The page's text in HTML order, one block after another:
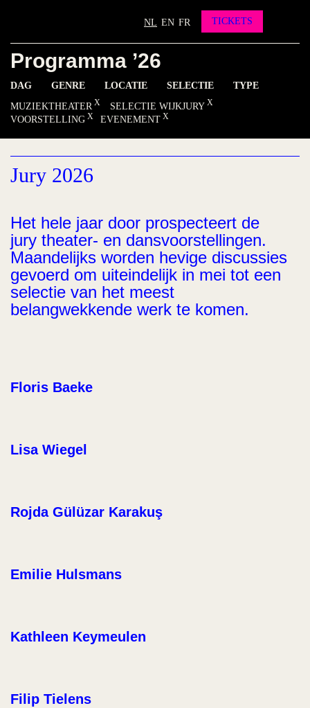
Contact
NL EN FR TICKETS
Programma ’26
DAG GENRE LOCATIE SELECTIE
TYPE
MUZIEKTHEATER
SELECTIE WIJKJURY
VOORSTELLING
EVENEMENT
Jury 2026
Het hele jaar door prospecteert de
jury theater- en dansvoorstellingen.
Maandelijks worden hevige discussies
gevoerd om uiteindelijk in mei tot een
selectie van het meest
belangwekkende werk te komen.
Floris Baeke
Lisa Wiegel
Rojda Gülüzar Karakuş
Emilie Hulsmans
Kathleen Keymeulen
Filip Tielens